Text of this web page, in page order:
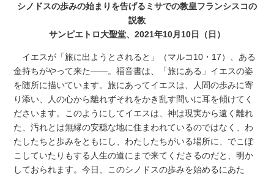
シノドスの歩みの始まりを告げるミサでの教皇フランシスコの
説教
サンピエトロ大聖堂、2021年10月10日（日）
イエスが「旅に出ようとされると」（マルコ10・17）、ある
金持ちがやって来た――。福音書は、「旅にある」イエスの姿
を随所に描いています。旅にあってイエスは、人間の歩みに寄
り添い、人の心から離れずそれをかき乱す問いに耳を傾けてく
ださいます。このようにしてイエスは、神は現実から遠く離れ
た、汚れとは無縁の安穏な地に住まわれているのではなく、わ
たしたちと歩みをともにし、わたしたちがいる場所に、でこぼ
こしていたりもする人生の道にまで来てくださるのだと、明か
しておられます。今日、このシノドスの歩みを始めるにあた